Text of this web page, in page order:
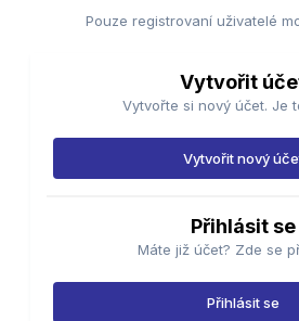
Pouze registrovaní uživatelé
Vytvořit
Vytvořte si nový účet. Je
Vytvořit nový
Přihlásit se
Máte již účet? Zde se
Přihlásit se